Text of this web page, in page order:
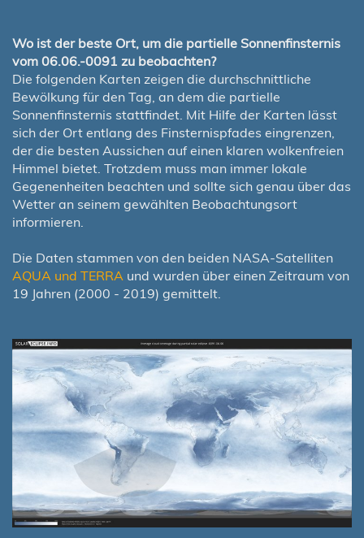
Wo ist der beste Ort, um die partielle Sonnenfinsternis
vom 06.06.-0091 zu beobachten?
Die folgenden Karten zeigen die durchschnittliche
Bewölkung für den Tag, an dem die partielle
Sonnenfinsternis stattfindet. Mit Hilfe der Karten lässt
sich der Ort entlang des Finsternispfades eingrenzen,
der die besten Aussichen auf einen klaren wolkenfreien
Himmel bietet. Trotzdem muss man immer lokale
Gegenenheiten beachten und sollte sich genau über das
Wetter an seinem gewählten Beobachtungsort
informieren.
Die Daten stammen von den beiden NASA-Satelliten
AQUA und TERRA und wurden über einen Zeitraum von
19 Jahren (2000 - 2019) gemittelt.